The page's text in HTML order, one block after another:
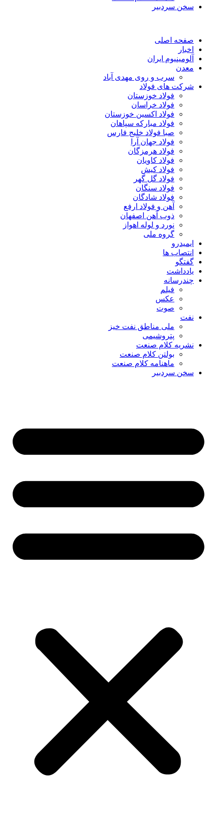
سخن سردبیر
صفحه اصلی
اخبار
آلومینیوم ایران
معدن
سرب و روی مهدی آباد
شرکت های فولاد
فولاد خوزستان
فولاد خراسان
فولاد اکسین خوزستان
فولاد مبارکه سپاهان
صبا فولاد خلیج فارس
فولاد جهان آرا
فولاد هرمزگان
فولاد کاویان
فولاد کیش
فولاد گل گهر
فولاد سنگان
فولاد شادگان
آهن و فولاد ارفع
ذوب آهن اصفهان
نورد و لوله اهواز
گروه ملی
ایمیدرو
انتصاب ها
گفتگو
یادداشت
چندرسانه
فیلم
عکس
صوت
نفت
ملی مناطق نفت خیز
پتروشیمی
نشریه کلام صنعت
بولتن کلام صنعت
ماهنامه کلام صنعت
سخن سردبیر